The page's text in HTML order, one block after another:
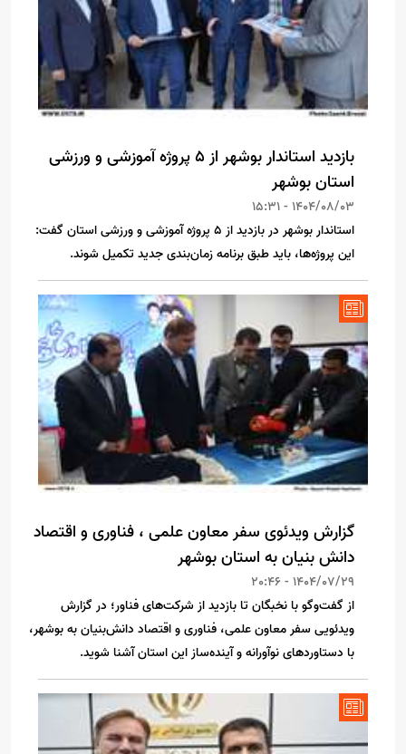
بازدید استاندار بوشهر از 5 پروژه‌ آموزشی و ورزشی
استان بوشهر
1404/08/03 - 15:31
استاندار بوشهر در بازدید از 5 پروژه آموزشی و ورزشی استان گفت:
این پروژه‌ها، باید طبق برنامه زمان‌بندی جدید تکمیل ‌شوند.
گزارش ویدئوی سفر معاون علمی ، فناوری و اقتصاد
دانش بنیان به استان بوشهر
1404/07/29 - 20:46
از گفت‌وگو با نخبگان تا بازدید از شرکت‌های فناور؛ در گزارش
ویدئویی سفر معاون علمی، فناوری و اقتصاد دانش‌بنیان به بوشهر،
با دستاوردهای نوآورانه و آینده‌ساز این استان آشنا شوید.